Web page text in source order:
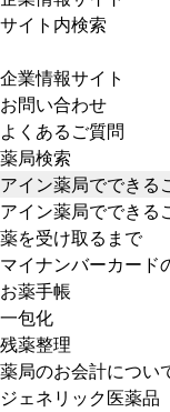
サイト内検索
企業情報サイト
お問い合わせ
よくあるご質問
薬局検索
アイン薬局でできる
アイン薬局でできる
薬を受け取るまで
マイナンバーカード
お薬手帳
一包化
残薬整理
薬局のお会計につい
ジェネリック医薬品